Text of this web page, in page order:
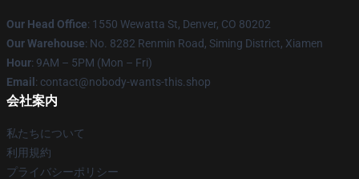
Our Head Office: 1550 Wewatta St, Denver, CO 80202
Our Warehouse: No. 8282 Renmin Road, Siming District, Xiamen
Hour: 9AM – 5PM (Mon – Fri)
Email : contact@nobody-wants-this.shop
会社案内
私たちについて
利用規約
プライバシーポリシー